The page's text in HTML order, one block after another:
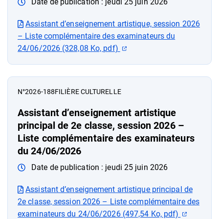
Assistant d’enseignement artistique, session 2026
– Liste complémentaire des examinateurs du
24/06/2026 (328,08 Ko, pdf)
(ouverture dans un
N°2026-188FILIÈRE CULTURELLE
Assistant d’enseignement artistique
principal de 2e classe, session 2026 –
Liste complémentaire des examinateurs
du 24/06/2026
Date de publication : jeudi 25 juin 2026
Assistant d’enseignement artistique principal de
2e classe, session 2026 – Liste complémentaire des
examinateurs du 24/06/2026 (497,54 Ko, pdf)